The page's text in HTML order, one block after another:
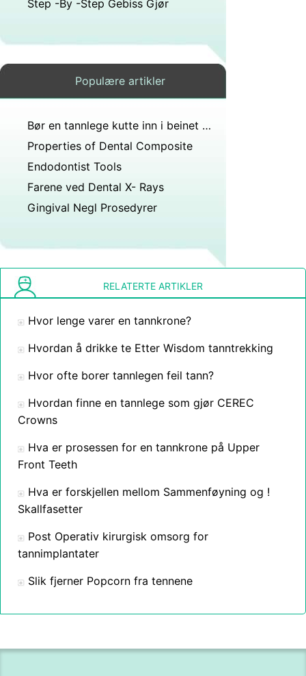
Step -By -Step Gebiss Gjør
Populære artikler
Bør en tannlege kutte inn i beinet for å sette krone på sprukket tann?
Properties of Dental Composite
Endodontist Tools
Farene ved Dental X- Rays
Gingival Negl Prosedyrer
RELATERTE ARTIKLER
Hvor lenge varer en tannkrone?
Hvordan å drikke te Etter Wisdom tanntrekking
Hvor ofte borer tannlegen feil tann?
Hvordan finne en tannlege som gjør CEREC
Crowns
Hva er prosessen for en tannkrone på Upper
Front Teeth
Hva er forskjellen mellom Sammenføyning og !
Skallfasetter
Post Operativ kirurgisk omsorg for
tannimplantater
Slik fjerner Popcorn fra tennene